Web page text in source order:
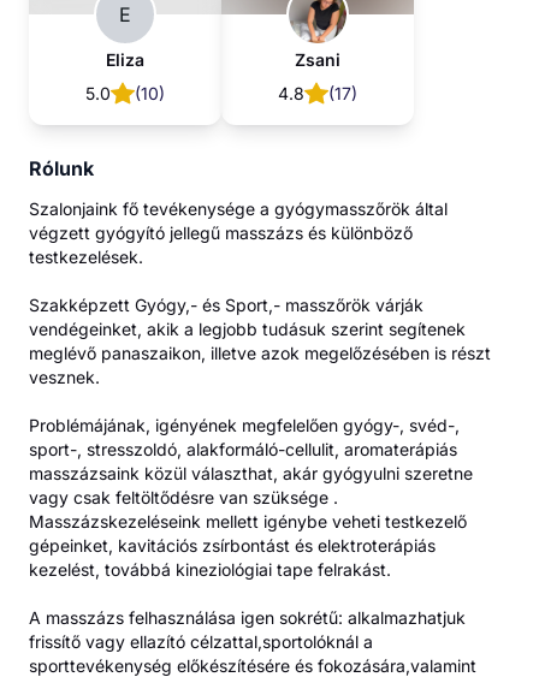
E
Eliza
5.0
(10)
Zsani
4.8
(17)
Rólunk
Szalonjaink fő tevékenysége a gyógymasszőrök által
végzett gyógyító jellegű masszázs és különböző
testkezelések.
Szakképzett Gyógy,- és Sport,- masszőrök várják
vendégeinket, akik a legjobb tudásuk szerint segítenek
meglévő panaszaikon, illetve azok megelőzésében is részt
vesznek.
Problémájának, igényének megfelelően gyógy-, svéd-,
sport-, stresszoldó, alakformáló-cellulit, aromaterápiás
masszázsaink közül választhat, akár gyógyulni szeretne
vagy csak feltöltődésre van szüksége .
Masszázskezeléseink mellett igénybe veheti testkezelő
gépeinket, kavitációs zsírbontást és elektroterápiás
kezelést, továbbá kineziológiai tape felrakást.
A masszázs felhasználása igen sokrétű: alkalmazhatjuk
frissítő vagy ellazító célzattal,sportolóknál a
sporttevékenység előkészítésére és fokozására,valamint